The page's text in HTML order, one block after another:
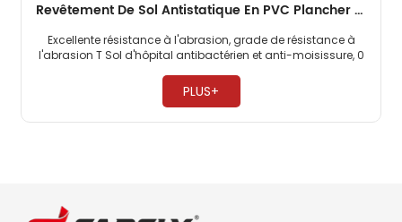
Revêtement De Sol Antistatique En PVC Plancher Homogène De 2 Mm Pour L'hôpital
Excellente résistance à l'abrasion, grade de résistance à
l'abrasion T Sol d'hôpital antibactérien et anti-moisissure, 0
PLUS+